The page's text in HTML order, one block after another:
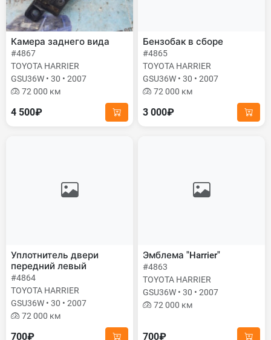
Камера заднего вида
#4867
TOYOTA HARRIER
GSU36W • 30 • 2007
72 000 км
4 500₽
Бензобак в сборе
#4865
TOYOTA HARRIER
GSU36W • 30 • 2007
72 000 км
3 000₽
Уплотнитель двери
передний левый
#4864
TOYOTA HARRIER
GSU36W • 30 • 2007
72 000 км
700₽
Эмблема "Harrier"
#4863
TOYOTA HARRIER
GSU36W • 30 • 2007
72 000 км
700₽